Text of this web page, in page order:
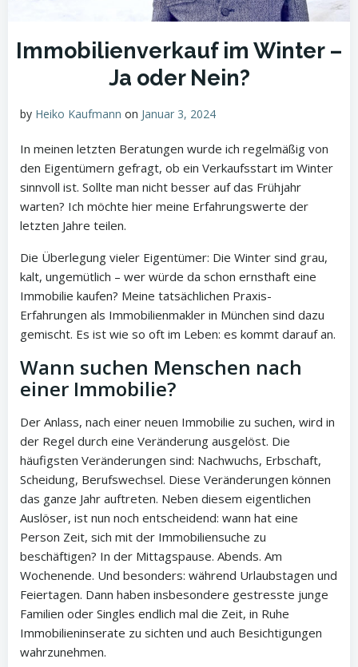
Immobilienverkauf im Winter –
Ja oder Nein?
by Heiko Kaufmann on Januar 3, 2024
In meinen letzten Beratungen wurde ich regelmäßig von
den Eigentümern gefragt, ob ein Verkaufsstart im Winter
sinnvoll ist. Sollte man nicht besser auf das Frühjahr
warten? Ich möchte hier meine Erfahrungswerte der
letzten Jahre teilen.
Die Überlegung vieler Eigentümer: Die Winter sind grau,
kalt, ungemütlich – wer würde da schon ernsthaft eine
Immobilie kaufen? Meine tatsächlichen Praxis-
Erfahrungen als Immobilienmakler in München sind dazu
gemischt. Es ist wie so oft im Leben: es kommt darauf an.
Wann suchen Menschen nach
einer Immobilie?
Der Anlass, nach einer neuen Immobilie zu suchen, wird in
der Regel durch eine Veränderung ausgelöst. Die
häufigsten Veränderungen sind: Nachwuchs, Erbschaft,
Scheidung, Berufswechsel. Diese Veränderungen können
das ganze Jahr auftreten. Neben diesem eigentlichen
Auslöser, ist nun noch entscheidend: wann hat eine
Person Zeit, sich mit der Immobiliensuche zu
beschäftigen? In der Mittagspause. Abends. Am
Wochenende. Und besonders: während Urlaubstagen und
Feiertagen. Dann haben insbesondere gestresste junge
Familien oder Singles endlich mal die Zeit, in Ruhe
Immobilieninserate zu sichten und auch Besichtigungen
wahrzunehmen.